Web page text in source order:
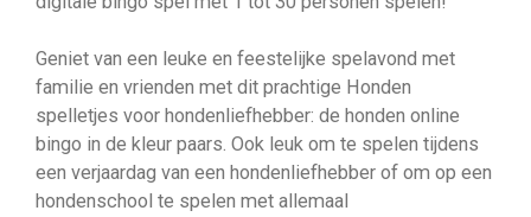
Geniet van een leuke en feestelijke spelavond met
familie en vrienden met dit prachtige Honden
spelletjes voor hondenliefhebber: de honden online
bingo in de kleur paars. Ook leuk om te spelen tijdens
een verjaardag van een hondenliefhebber of om op een
hondenschool te spelen met allemaal